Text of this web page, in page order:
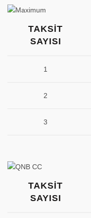
TAKSIT
SAYISI
1
2
3
TAKSIT
SAYISI